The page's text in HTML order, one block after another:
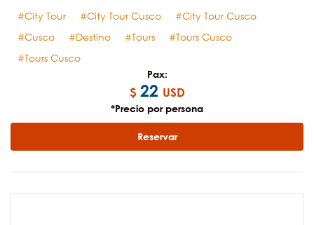
City Tour City Tour Cusco
City Tour Cusco
Cusco
Destino Tours
Tours Cusco
Tours Cusco
Pax:
$ 22 USD
*Precio por persona
Reservar